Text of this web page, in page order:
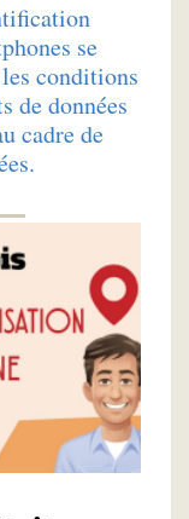
se
conditions
de données
cadre de